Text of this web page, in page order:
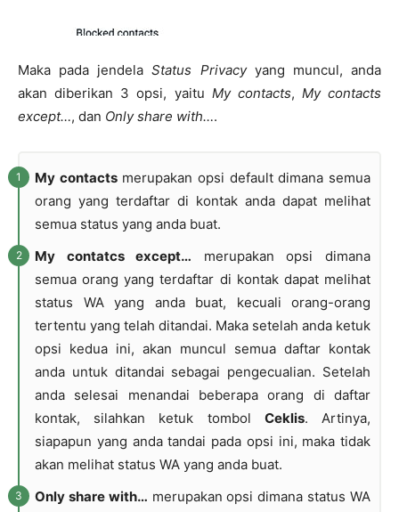
Maka pada jendelaStatus Privacyyang muncul, anda
akan diberikan 3 opsi, yaitu My contacts, My contacts
except…, dan Only share with….
My contactsmerupakan opsi default dimana semua
orang yang terdaftar di kontak anda dapat melihat
semua status yang anda buat.
My contatcs except… merupakan opsi dimana
semua orang yang terdaftar di kontak dapat melihat
status WA yang anda buat, kecuali orang-orang
tertentu yang telah ditandai. Maka setelah anda ketuk
opsi kedua ini, akan muncul semua daftar kontak
anda untuk ditandai sebagai pengecualian. Setelah
anda selesai menandai beberapa orang di daftar
kontak, silahkan ketuk tombol Ceklis. Artinya,
siapapun yang anda tandai pada opsi ini, maka tidak
akan melihat status WA yang anda buat.
Only share with… merupakan opsi dimana status WA